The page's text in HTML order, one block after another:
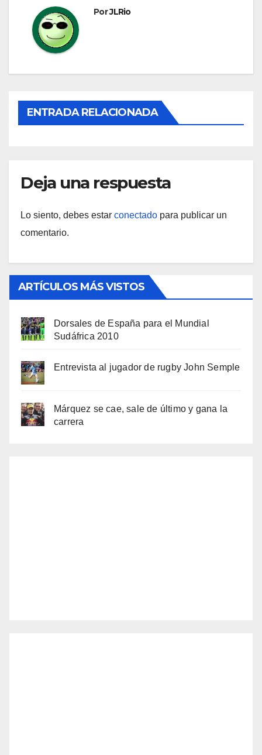
PorJLRio
ENTRADA RELACIONADA
Deja una respuesta
Lo siento, debes estar conectado para publicar un
comentario.
ARTÍCULOS MÁS VISTOS
Dorsales de España para el Mundial
Sudáfrica 2010
Entrevista al jugador de rugby John Semple
Márquez se cae, sale de último y gana la
carrera